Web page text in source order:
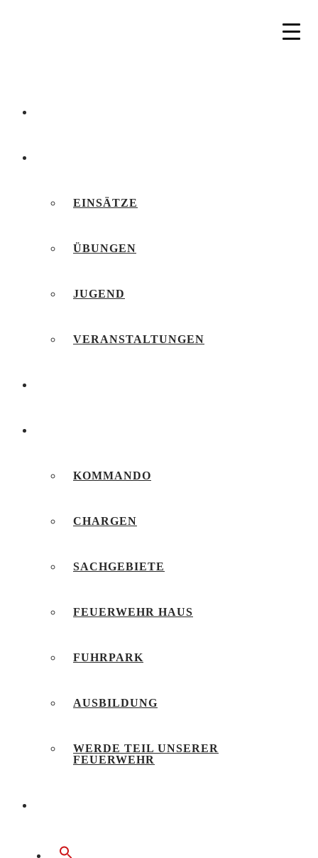
EINSÄTZE
ÜBUNGEN
JUGEND
VERANSTALTUNGEN
KOMMANDO
CHARGEN
SACHGEBIETE
FEUERWEHR HAUS
FUHRPARK
AUSBILDUNG
WERDE TEIL UNSERER
FEUERWEHR